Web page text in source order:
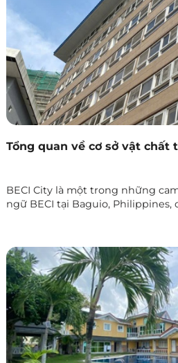
Tổng quan về cơ sở vật chất
BECI City là một trong những
ngữ BECI tại Baguio, Philippines,
muốn nâng cao kỹ năng tiếng
yên tĩnh và thoải mái.